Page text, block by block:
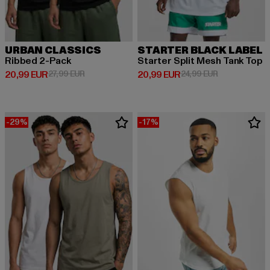
URBAN CLASSICS
Ribbed 2-Pack
20,99 EUR
Derzeitiger Preis: 20,99 EUR
27,99 EURAktionspreis: 27,99 EUR
STARTER BLACK LABEL
Starter Split Mesh Tank Top
20,99 EUR
Derzeitiger Preis: 20,99 EUR
24,99 EURAktionspreis:
-29% -17%